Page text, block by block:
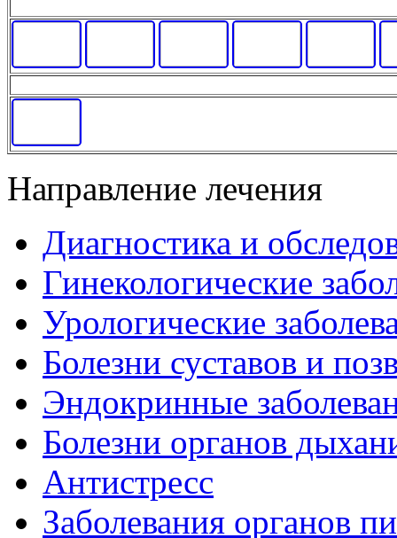
Направление лечения
Диагностика и
Гинекологические
Урологические
Болезни суставов и
Эндокринные
Болезни органов
Антистресс
Заболевания органов